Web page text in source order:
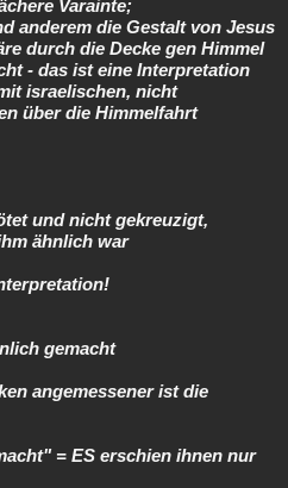
Varainte;
anderem die Gestalt von Jesus
durch die Decke gen Himmel
- das ist eine Interpretation
israelischen, nicht
über die Himmelfahrt
und nicht gekreuzigt,
ähnlich war
gemacht
angemessener ist die
= ES erschien ihnen nur